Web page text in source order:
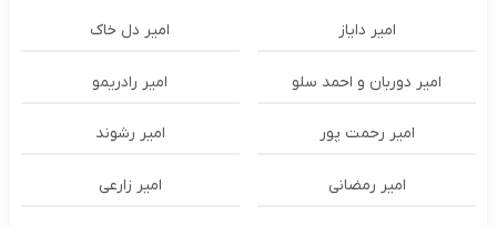
امیر دایاز امیر دل خاک
امیر دوربان و احمد سلو امیر رادریمو
امیر رحمت پور امیر رشوند
امیر رمضانی امیر زارعی